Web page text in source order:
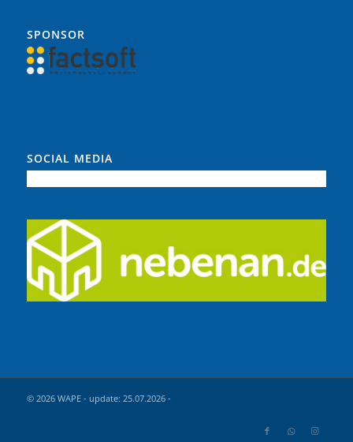
SPONSOR
SOCIAL MEDIA
© 2026 WAPE - update: 25.07.2026 -